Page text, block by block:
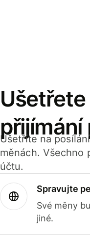
Ušetřete
přijímání
Ušetříte na
měnách. Všechno
účtu.
Spravujte
Své měny
jiné.